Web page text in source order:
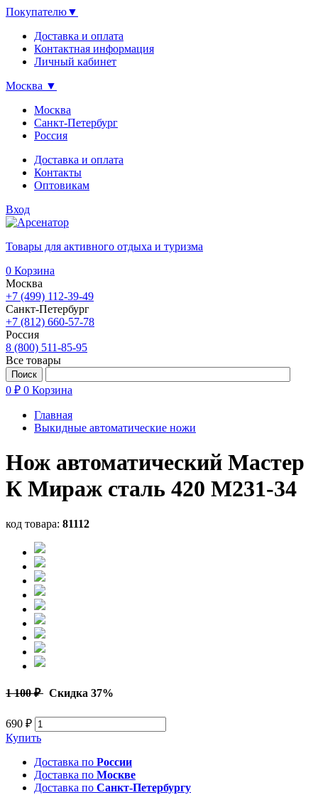
Покупателю▼
Доставка и оплата
Контактная информация
Личный кабинет
Москва ▼
Москва
Санкт-Петербург
Россия
Доставка и оплата
Контакты
Оптовикам
Вход
Товары для активного отдыха и туризма
0 Корзина
Москва
+7 (499) 112-39-49
Санкт-Петербург
+7 (812) 660-57-78
Россия
8 (800) 511-85-95
Все товары
0 ₽ 0 Корзина
Главная
Выкидные автоматические ножи
Нож автоматический Мастер
К Мираж сталь 420 M231-34
код товара: 81112
1 100 ₽ Скидка 37%
690 ₽
Купить
Доставка по России
Доставка по Москве
Доставка по Санкт-Петербургу